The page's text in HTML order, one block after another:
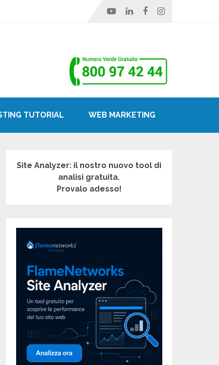
TUTORIAL WEB MARKETING
Site Analyzer: il nostro nuovo tool di
analisi gratuita.
Provalo adesso!